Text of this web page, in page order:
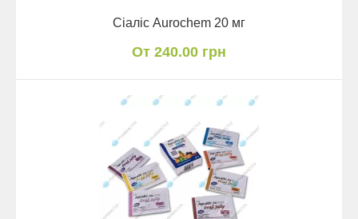
Сіаліс Aurochem 20 мг
От 240.00 грн